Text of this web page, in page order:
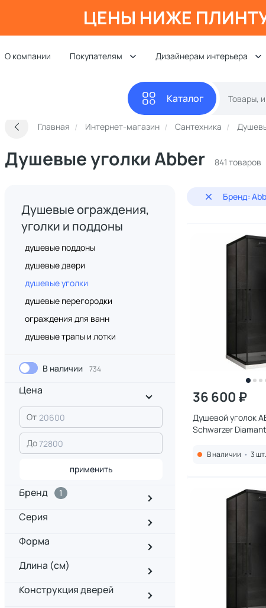
ЦЕНЫ НИЖЕ
О компании Покупателям Дизайнерам интерьера
Каталог
Главная Интернет-магазин Сантехника
Душевые уголки Abber 841 товаров
Душевые ограждения,
уголки и поддоны
душевые поддоны
душевые двери
душевые уголки
душевые перегородки
ограждения для ванн
душевые трапы и лотки
В наличии 734
Цена
От
До
применить
Бренд 1
Серия
Форма
Длина (см)
Конструкция дверей
Бренд:
36 600 ₽
Душевой уголок
Schwarzer Diamant
профиль черный,
В наличии • 3 шт.